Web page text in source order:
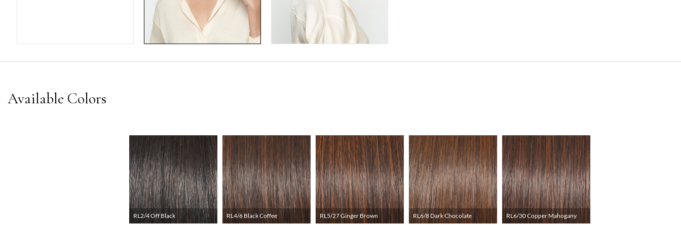
RL2/4 Off Black RL4/6 Black Coffee RL5/27 Ginger Brown RL6/8 Dark Chocolate RL6/30 Copper Mahogany